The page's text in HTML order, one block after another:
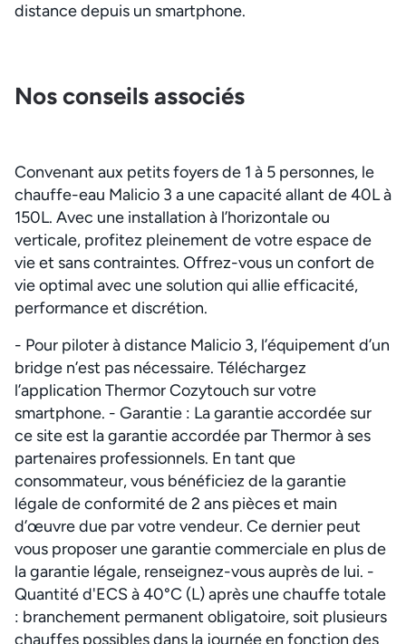
distance depuis un smartphone.
Nos conseils associés
Convenant aux petits foyers de 1 à 5 personnes, le
chauffe-eau Malicio 3 a une capacité allant de 40L à
150L. Avec une installation à l’horizontale ou
verticale, profitez pleinement de votre espace de
vie et sans contraintes. Offrez-vous un confort de
vie optimal avec une solution qui allie efficacité,
performance et discrétion.
- Pour piloter à distance Malicio 3, l’équipement d’un
bridge n’est pas nécessaire. Téléchargez
l’application Thermor Cozytouch sur votre
smartphone. - Garantie : La garantie accordée sur
ce site est la garantie accordée par Thermor à ses
partenaires professionnels. En tant que
consommateur, vous bénéficiez de la garantie
légale de conformité de 2 ans pièces et main
d’œuvre due par votre vendeur. Ce dernier peut
vous proposer une garantie commerciale en plus de
la garantie légale, renseignez-vous auprès de lui. -
Quantité d'ECS à 40°C (L) après une chauffe totale
: branchement permanent obligatoire, soit plusieurs
chauffes possibles dans la journée en fonction des